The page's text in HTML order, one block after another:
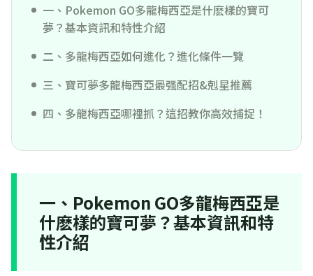
一、Pokemon GO多龍梅西亞是什麽樣的寶可
夢？基本資訊和特性介紹
二、多龍梅西亞如何進化？進化條件一覽
三、寶可夢多龍梅西亞最强配招&剋星推薦
四、多龍梅西亞哪裡抓？這招教你高效捕捉！
一、Pokemon GO多龍梅西亞是
什麽樣的寶可夢？基本資訊和特
性介紹